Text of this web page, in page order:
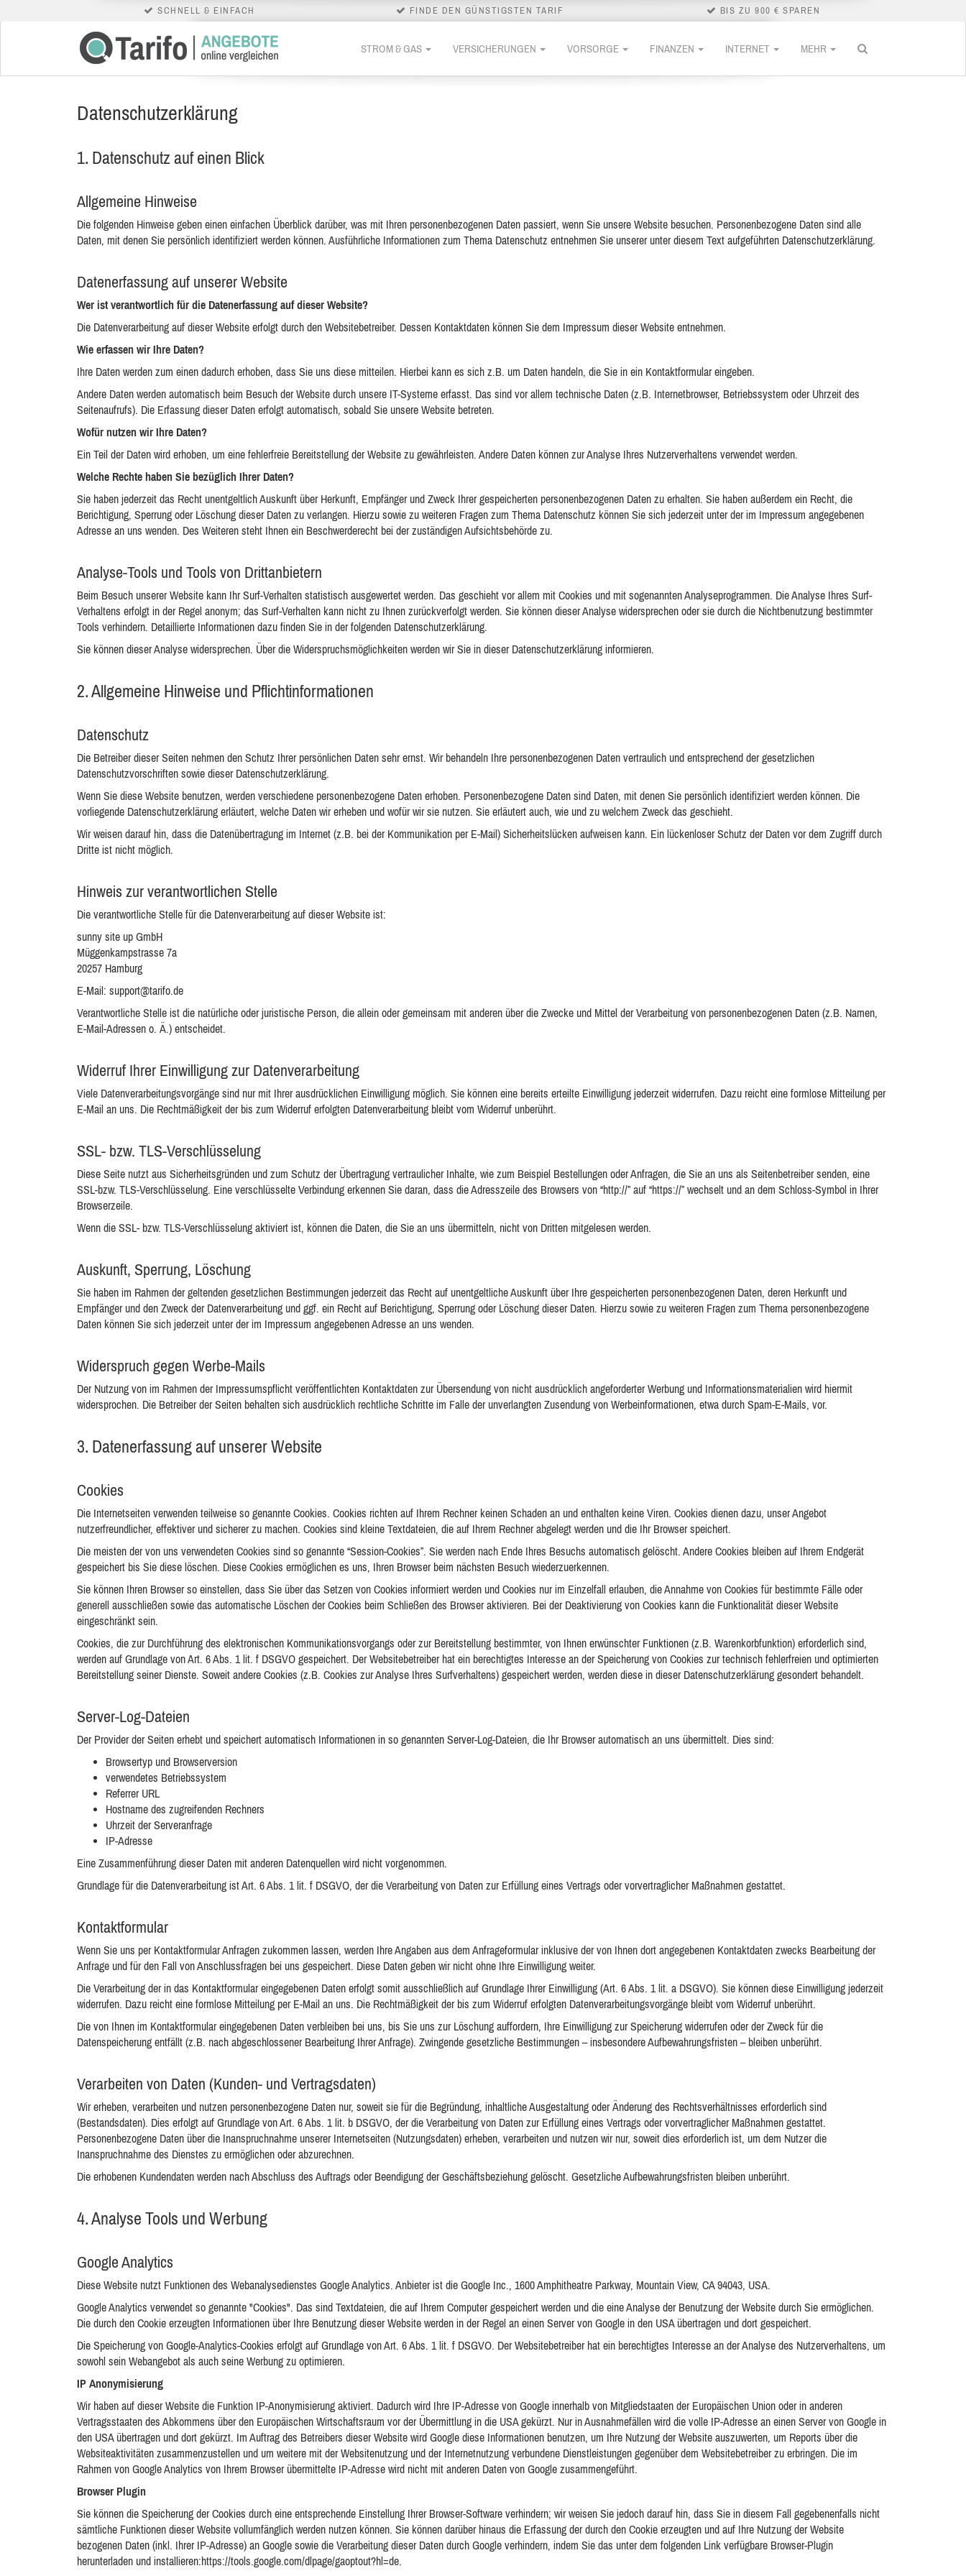
SCHNELL & EINFACH FINDE DEN GÜNSTIGSTEN TARIF BIS ZU 900 € SPAREN
STROM & GAS VERSICHERUNGEN VORSORGE FINANZEN INTERNET MEHR
Datenschutzerklärung
1. Datenschutz auf einen Blick
Allgemeine Hinweise
Die folgenden Hinweise geben einen einfachen Überblick darüber, was mit Ihren personenbezogenen Daten passiert, wenn Sie unsere Website besuchen. Personenbezogene Daten sind alle
Daten, mit denen Sie persönlich identifiziert werden können. Ausführliche Informationen zum Thema Datenschutz entnehmen Sie unserer unter diesem Text aufgeführten Datenschutzerklärung.
Datenerfassung auf unserer Website
Wer ist verantwortlich für die Datenerfassung auf dieser Website?
Die Datenverarbeitung auf dieser Website erfolgt durch den Websitebetreiber. Dessen Kontaktdaten können Sie dem Impressum dieser Website entnehmen.
Wie erfassen wir Ihre Daten?
Ihre Daten werden zum einen dadurch erhoben, dass Sie uns diese mitteilen. Hierbei kann es sich z.B. um Daten handeln, die Sie in ein Kontaktformular eingeben.
Andere Daten werden automatisch beim Besuch der Website durch unsere IT-Systeme erfasst. Das sind vor allem technische Daten (z.B. Internetbrowser, Betriebssystem oder Uhrzeit des
Seitenaufrufs). Die Erfassung dieser Daten erfolgt automatisch, sobald Sie unsere Website betreten.
Wofür nutzen wir Ihre Daten?
Ein Teil der Daten wird erhoben, um eine fehlerfreie Bereitstellung der Website zu gewährleisten. Andere Daten können zur Analyse Ihres Nutzerverhaltens verwendet werden.
Welche Rechte haben Sie bezüglich Ihrer Daten?
Sie haben jederzeit das Recht unentgeltlich Auskunft über Herkunft, Empfänger und Zweck Ihrer gespeicherten personenbezogenen Daten zu erhalten. Sie haben außerdem ein Recht, die
Berichtigung, Sperrung oder Löschung dieser Daten zu verlangen. Hierzu sowie zu weiteren Fragen zum Thema Datenschutz können Sie sich jederzeit unter der im Impressum angegebenen
Adresse an uns wenden. Des Weiteren steht Ihnen ein Beschwerderecht bei der zuständigen Aufsichtsbehörde zu.
Analyse-Tools und Tools von Drittanbietern
Beim Besuch unserer Website kann Ihr Surf-Verhalten statistisch ausgewertet werden. Das geschieht vor allem mit Cookies und mit sogenannten Analyseprogrammen. Die Analyse Ihres Surf-
Verhaltens erfolgt in der Regel anonym; das Surf-Verhalten kann nicht zu Ihnen zurückverfolgt werden. Sie können dieser Analyse widersprechen oder sie durch die Nichtbenutzung bestimmter
Tools verhindern. Detaillierte Informationen dazu finden Sie in der folgenden Datenschutzerklärung.
Sie können dieser Analyse widersprechen. Über die Widerspruchsmöglichkeiten werden wir Sie in dieser Datenschutzerklärung informieren.
2. Allgemeine Hinweise und Pflichtinformationen
Datenschutz
Die Betreiber dieser Seiten nehmen den Schutz Ihrer persönlichen Daten sehr ernst. Wir behandeln Ihre personenbezogenen Daten vertraulich und entsprechend der gesetzlichen
Datenschutzvorschriften sowie dieser Datenschutzerklärung.
Wenn Sie diese Website benutzen, werden verschiedene personenbezogene Daten erhoben. Personenbezogene Daten sind Daten, mit denen Sie persönlich identifiziert werden können. Die
vorliegende Datenschutzerklärung erläutert, welche Daten wir erheben und wofür wir sie nutzen. Sie erläutert auch, wie und zu welchem Zweck das geschieht.
Wir weisen darauf hin, dass die Datenübertragung im Internet (z.B. bei der Kommunikation per E-Mail) Sicherheitslücken aufweisen kann. Ein lückenloser Schutz der Daten vor dem Zugriff durch
Dritte ist nicht möglich.
Hinweis zur verantwortlichen Stelle
Die verantwortliche Stelle für die Datenverarbeitung auf dieser Website ist:
sunny site up GmbH
Müggenkampstrasse 7a
20257 Hamburg
E-Mail: support@tarifo.de
Verantwortliche Stelle ist die natürliche oder juristische Person, die allein oder gemeinsam mit anderen über die Zwecke und Mittel der Verarbeitung von personenbezogenen Daten (z.B. Namen,
E-Mail-Adressen o. Ä.) entscheidet.
Widerruf Ihrer Einwilligung zur Datenverarbeitung
Viele Datenverarbeitungsvorgänge sind nur mit Ihrer ausdrücklichen Einwilligung möglich. Sie können eine bereits erteilte Einwilligung jederzeit widerrufen. Dazu reicht eine formlose Mitteilung per
E-Mail an uns. Die Rechtmäßigkeit der bis zum Widerruf erfolgten Datenverarbeitung bleibt vom Widerruf unberührt.
SSL- bzw. TLS-Verschlüsselung
Diese Seite nutzt aus Sicherheitsgründen und zum Schutz der Übertragung vertraulicher Inhalte, wie zum Beispiel Bestellungen oder Anfragen, die Sie an uns als Seitenbetreiber senden, eine
SSL-bzw. TLS-Verschlüsselung. Eine verschlüsselte Verbindung erkennen Sie daran, dass die Adresszeile des Browsers von “http://” auf “https://” wechselt und an dem Schloss-Symbol in Ihrer
Browserzeile.
Wenn die SSL- bzw. TLS-Verschlüsselung aktiviert ist, können die Daten, die Sie an uns übermitteln, nicht von Dritten mitgelesen werden.
Auskunft, Sperrung, Löschung
Sie haben im Rahmen der geltenden gesetzlichen Bestimmungen jederzeit das Recht auf unentgeltliche Auskunft über Ihre gespeicherten personenbezogenen Daten, deren Herkunft und
Empfänger und den Zweck der Datenverarbeitung und ggf. ein Recht auf Berichtigung, Sperrung oder Löschung dieser Daten. Hierzu sowie zu weiteren Fragen zum Thema personenbezogene
Daten können Sie sich jederzeit unter der im Impressum angegebenen Adresse an uns wenden.
Widerspruch gegen Werbe-Mails
Der Nutzung von im Rahmen der Impressumspflicht veröffentlichten Kontaktdaten zur Übersendung von nicht ausdrücklich angeforderter Werbung und Informationsmaterialien wird hiermit
widersprochen. Die Betreiber der Seiten behalten sich ausdrücklich rechtliche Schritte im Falle der unverlangten Zusendung von Werbeinformationen, etwa durch Spam-E-Mails, vor.
3. Datenerfassung auf unserer Website
Cookies
Die Internetseiten verwenden teilweise so genannte Cookies. Cookies richten auf Ihrem Rechner keinen Schaden an und enthalten keine Viren. Cookies dienen dazu, unser Angebot
nutzerfreundlicher, effektiver und sicherer zu machen. Cookies sind kleine Textdateien, die auf Ihrem Rechner abgelegt werden und die Ihr Browser speichert.
Die meisten der von uns verwendeten Cookies sind so genannte “Session-Cookies”. Sie werden nach Ende Ihres Besuchs automatisch gelöscht. Andere Cookies bleiben auf Ihrem Endgerät
gespeichert bis Sie diese löschen. Diese Cookies ermöglichen es uns, Ihren Browser beim nächsten Besuch wiederzuerkennen.
Sie können Ihren Browser so einstellen, dass Sie über das Setzen von Cookies informiert werden und Cookies nur im Einzelfall erlauben, die Annahme von Cookies für bestimmte Fälle oder
generell ausschließen sowie das automatische Löschen der Cookies beim Schließen des Browser aktivieren. Bei der Deaktivierung von Cookies kann die Funktionalität dieser Website
eingeschränkt sein.
Cookies, die zur Durchführung des elektronischen Kommunikationsvorgangs oder zur Bereitstellung bestimmter, von Ihnen erwünschter Funktionen (z.B. Warenkorbfunktion) erforderlich sind,
werden auf Grundlage von Art. 6 Abs. 1 lit. f DSGVO gespeichert. Der Websitebetreiber hat ein berechtigtes Interesse an der Speicherung von Cookies zur technisch fehlerfreien und optimierten
Bereitstellung seiner Dienste. Soweit andere Cookies (z.B. Cookies zur Analyse Ihres Surfverhaltens) gespeichert werden, werden diese in dieser Datenschutzerklärung gesondert behandelt.
Server-Log-Dateien
Der Provider der Seiten erhebt und speichert automatisch Informationen in so genannten Server-Log-Dateien, die Ihr Browser automatisch an uns übermittelt. Dies sind:
Browsertyp und Browserversion
verwendetes Betriebssystem
Referrer URL
Hostname des zugreifenden Rechners
Uhrzeit der Serveranfrage
IP-Adresse
Eine Zusammenführung dieser Daten mit anderen Datenquellen wird nicht vorgenommen.
Grundlage für die Datenverarbeitung ist Art. 6 Abs. 1 lit. f DSGVO, der die Verarbeitung von Daten zur Erfüllung eines Vertrags oder vorvertraglicher Maßnahmen gestattet.
Kontaktformular
Wenn Sie uns per Kontaktformular Anfragen zukommen lassen, werden Ihre Angaben aus dem Anfrageformular inklusive der von Ihnen dort angegebenen Kontaktdaten zwecks Bearbeitung der
Anfrage und für den Fall von Anschlussfragen bei uns gespeichert. Diese Daten geben wir nicht ohne Ihre Einwilligung weiter.
Die Verarbeitung der in das Kontaktformular eingegebenen Daten erfolgt somit ausschließlich auf Grundlage Ihrer Einwilligung (Art. 6 Abs. 1 lit. a DSGVO). Sie können diese Einwilligung jederzeit
widerrufen. Dazu reicht eine formlose Mitteilung per E-Mail an uns. Die Rechtmäßigkeit der bis zum Widerruf erfolgten Datenverarbeitungsvorgänge bleibt vom Widerruf unberührt.
Die von Ihnen im Kontaktformular eingegebenen Daten verbleiben bei uns, bis Sie uns zur Löschung auffordern, Ihre Einwilligung zur Speicherung widerrufen oder der Zweck für die
Datenspeicherung entfällt (z.B. nach abgeschlossener Bearbeitung Ihrer Anfrage). Zwingende gesetzliche Bestimmungen – insbesondere Aufbewahrungsfristen – bleiben unberührt.
Verarbeiten von Daten (Kunden- und Vertragsdaten)
Wir erheben, verarbeiten und nutzen personenbezogene Daten nur, soweit sie für die Begründung, inhaltliche Ausgestaltung oder Änderung des Rechtsverhältnisses erforderlich sind
(Bestandsdaten). Dies erfolgt auf Grundlage von Art. 6 Abs. 1 lit. b DSGVO, der die Verarbeitung von Daten zur Erfüllung eines Vertrags oder vorvertraglicher Maßnahmen gestattet.
Personenbezogene Daten über die Inanspruchnahme unserer Internetseiten (Nutzungsdaten) erheben, verarbeiten und nutzen wir nur, soweit dies erforderlich ist, um dem Nutzer die
Inanspruchnahme des Dienstes zu ermöglichen oder abzurechnen.
Die erhobenen Kundendaten werden nach Abschluss des Auftrags oder Beendigung der Geschäftsbeziehung gelöscht. Gesetzliche Aufbewahrungsfristen bleiben unberührt.
4. Analyse Tools und Werbung
Google Analytics
Diese Website nutzt Funktionen des Webanalysedienstes Google Analytics. Anbieter ist die Google Inc., 1600 Amphitheatre Parkway, Mountain View, CA 94043, USA.
Google Analytics verwendet so genannte "Cookies". Das sind Textdateien, die auf Ihrem Computer gespeichert werden und die eine Analyse der Benutzung der Website durch Sie ermöglichen.
Die durch den Cookie erzeugten Informationen über Ihre Benutzung dieser Website werden in der Regel an einen Server von Google in den USA übertragen und dort gespeichert.
Die Speicherung von Google-Analytics-Cookies erfolgt auf Grundlage von Art. 6 Abs. 1 lit. f DSGVO. Der Websitebetreiber hat ein berechtigtes Interesse an der Analyse des Nutzerverhaltens, um
sowohl sein Webangebot als auch seine Werbung zu optimieren.
IP Anonymisierung
Wir haben auf dieser Website die Funktion IP-Anonymisierung aktiviert. Dadurch wird Ihre IP-Adresse von Google innerhalb von Mitgliedstaaten der Europäischen Union oder in anderen
Vertragsstaaten des Abkommens über den Europäischen Wirtschaftsraum vor der Übermittlung in die USA gekürzt. Nur in Ausnahmefällen wird die volle IP-Adresse an einen Server von Google in
den USA übertragen und dort gekürzt. Im Auftrag des Betreibers dieser Website wird Google diese Informationen benutzen, um Ihre Nutzung der Website auszuwerten, um Reports über die
Websiteaktivitäten zusammenzustellen und um weitere mit der Websitenutzung und der Internetnutzung verbundene Dienstleistungen gegenüber dem Websitebetreiber zu erbringen. Die im
Rahmen von Google Analytics von Ihrem Browser übermittelte IP-Adresse wird nicht mit anderen Daten von Google zusammengeführt.
Browser Plugin
Sie können die Speicherung der Cookies durch eine entsprechende Einstellung Ihrer Browser-Software verhindern; wir weisen Sie jedoch darauf hin, dass Sie in diesem Fall gegebenenfalls nicht
sämtliche Funktionen dieser Website vollumfänglich werden nutzen können. Sie können darüber hinaus die Erfassung der durch den Cookie erzeugten und auf Ihre Nutzung der Website
bezogenen Daten (inkl. Ihrer IP-Adresse) an Google sowie die Verarbeitung dieser Daten durch Google verhindern, indem Sie das unter dem folgenden Link verfügbare Browser-Plugin
herunterladen und installieren:https://tools.google.com/dlpage/gaoptout?hl=de.